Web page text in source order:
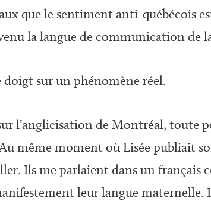
que le sentiment anti-québécois
la langue de communication de
doigt sur un phénomène réel.
l’anglicisation de Montréal, toute
Au même moment où Lisée publiait
Ils me parlaient dans un français
leur langue